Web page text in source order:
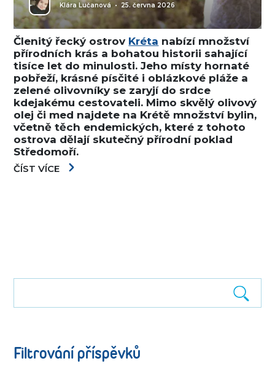
Klára Lučanová • 25. června 2026
Členitý řecký ostrov Kréta nabízí množství
přírodních krás a bohatou historii sahající
tisíce let do minulosti. Jeho místy hornaté
pobřeží, krásné písčité i oblázkové pláže a
zelené olivovníky se zaryjí do srdce
kdejakému cestovateli. Mimo skvělý olivový
olej či med najdete na Krétě množství bylin,
včetně těch endemických, které z tohoto
ostrova dělají skutečný přírodní poklad
Středomoří.
ČÍST VÍCE
Filtrování příspěvků